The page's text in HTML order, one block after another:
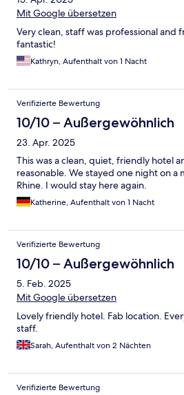
Mit Google übersetzen
Very clean, staff was professional and
fantastic!
Kathryn, Aufenthalt von 1 Nacht
Verifizierte Bewertung
10/10 – Außergewöhnlich
23. Apr. 2025
This was a clean, quiet, friendly hotel
reasonable. We stayed one night on a
Rhine. I would stay here again.
Katherine, Aufenthalt von 1 Nacht
Verifizierte Bewertung
10/10 – Außergewöhnlich
5. Feb. 2025
Mit Google übersetzen
Lovely friendly hotel. Fab location.
staff.
Sarah, Aufenthalt von 2 Nächten
Verifizierte Bewertung